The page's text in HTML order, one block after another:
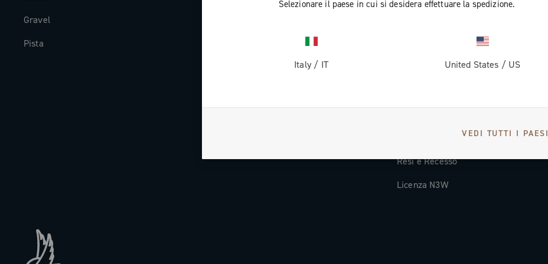
Selezionare il paese in cui si desidera effettuare la spedizione.
Italy / IT United States / US
VEDI TUTTI I PAESI
Gravel
Pista
Paesi e tempi di spedizione
Resi e Recesso
Licenza N3W